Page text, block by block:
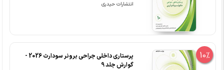
انتشارات حیدری
10%
پرستاری داخلی جراحی برونر سودارث 2026 -
گوارش جلد 9